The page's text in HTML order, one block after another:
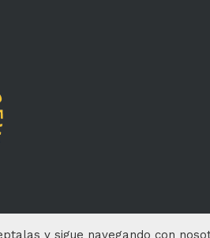
y sigue navegando con